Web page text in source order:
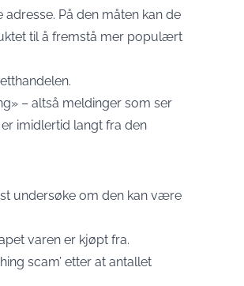
På den måten kan de
til å fremstå mer populært
– altså meldinger som ser
imidlertid langt fra den
undersøke om den kan være
varen er kjøpt fra.
scam’ etter at antallet